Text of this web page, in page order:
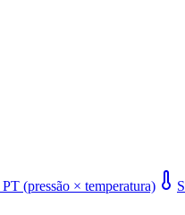
(pressão × temperatura)